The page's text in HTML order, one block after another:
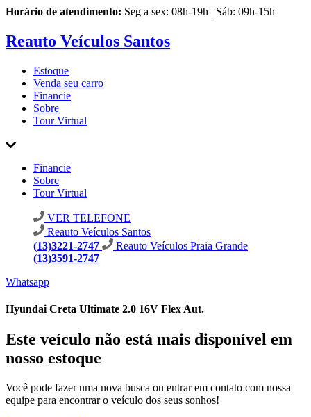
Horário de atendimento: Seg a sex: 08h-19h | Sáb: 09h-15h
Reauto Veículos Santos
Estoque
Venda seu carro
Financie
Sobre
Tour Virtual
Financie
Sobre
Tour Virtual
VER TELEFONE
Reauto Veículos Santos
(13)3221-2747
Reauto Veículos Praia Grande
(13)3591-2747
Whatsapp
Hyundai Creta Ultimate 2.0 16V Flex Aut.
Este veículo não está mais disponível em
nosso estoque
Você pode fazer uma nova busca ou entrar em contato com nossa
equipe para encontrar o veículo dos seus sonhos!